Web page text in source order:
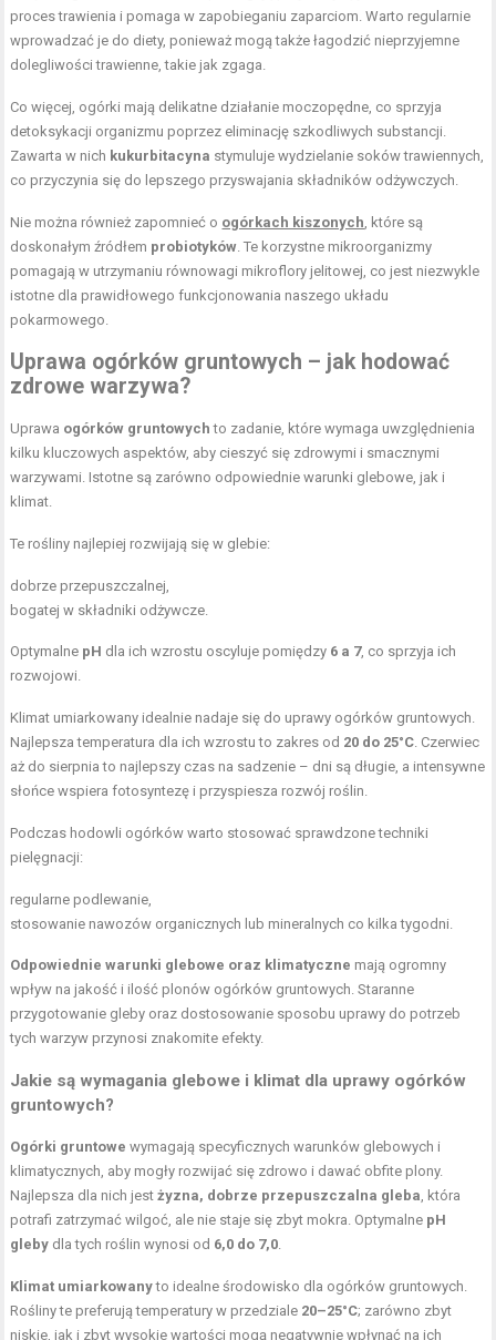
proces trawienia i pomaga w zapobieganiu zaparciom. Warto regularnie
wprowadzać je do diety, ponieważ mogą także łagodzić nieprzyjemne
dolegliwości trawienne, takie jak zgaga.
Co więcej, ogórki mają delikatne działanie moczopędne, co sprzyja
detoksykacji organizmu poprzez eliminację szkodliwych substancji.
Zawarta w nich kukurbitacyna stymuluje wydzielanie soków trawiennych,
co przyczynia się do lepszego przyswajania składników odżywczych.
Nie można również zapomnieć o ogórkach kiszonych, które są
doskonałym źródłem probiotyków. Te korzystne mikroorganizmy
pomagają w utrzymaniu równowagi mikroflory jelitowej, co jest niezwykle
istotne dla prawidłowego funkcjonowania naszego układu
pokarmowego.
Uprawa ogórków gruntowych – jak hodować
zdrowe warzywa?
Uprawa ogórków gruntowych to zadanie, które wymaga uwzględnienia
kilku kluczowych aspektów, aby cieszyć się zdrowymi i smacznymi
warzywami. Istotne są zarówno odpowiednie warunki glebowe, jak i
klimat.
Te rośliny najlepiej rozwijają się w glebie:
dobrze przepuszczalnej,
bogatej w składniki odżywcze.
Optymalne pH dla ich wzrostu oscyluje pomiędzy 6 a 7, co sprzyja ich
rozwojowi.
Klimat umiarkowany idealnie nadaje się do uprawy ogórków gruntowych.
Najlepsza temperatura dla ich wzrostu to zakres od 20 do 25°C. Czerwiec
aż do sierpnia to najlepszy czas na sadzenie – dni są długie, a intensywne
słońce wspiera fotosyntezę i przyspiesza rozwój roślin.
Podczas hodowli ogórków warto stosować sprawdzone techniki
pielęgnacji:
regularne podlewanie,
stosowanie nawozów organicznych lub mineralnych co kilka tygodni.
Odpowiednie warunki glebowe oraz klimatyczne mają ogromny
wpływ na jakość i ilość plonów ogórków gruntowych. Staranne
przygotowanie gleby oraz dostosowanie sposobu uprawy do potrzeb
tych warzyw przynosi znakomite efekty.
Jakie są wymagania glebowe i klimat dla uprawy ogórków
gruntowych?
Ogórki gruntowe wymagają specyficznych warunków glebowych i
klimatycznych, aby mogły rozwijać się zdrowo i dawać obfite plony.
Najlepsza dla nich jestżyzna, dobrze przepuszczalna gleba, która
potrafi zatrzymać wilgoć, ale nie staje się zbyt mokra. Optymalne pH
gleby dla tych roślin wynosi od 6,0 do 7,0.
Klimat umiarkowanyto idealne środowisko dla ogórków gruntowych.
Rośliny te preferują temperatury w przedziale 20–25°C; zarówno zbyt
niskie, jak i zbyt wysokie wartości mogą negatywnie wpłynąć na ich